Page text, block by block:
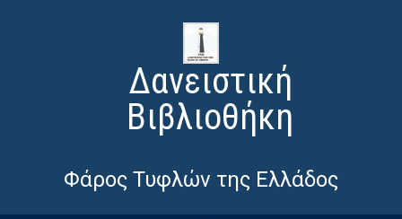
Δανειστική
Βιβλιοθήκη
Φάρος Τυφλών της Ελλάδος